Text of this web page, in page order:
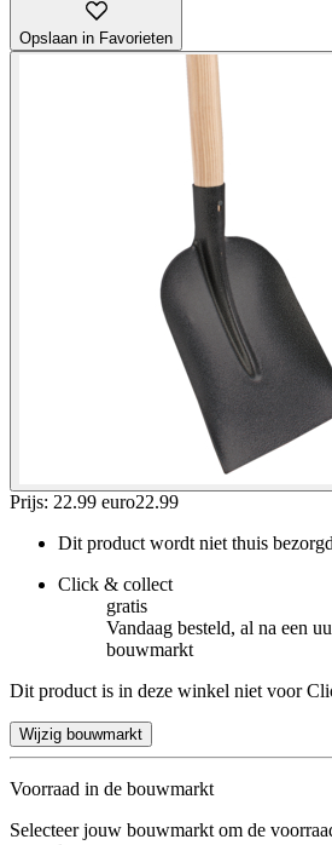
Opslaan in Favorieten
Prijs: 22.99 euro22.99
Dit product wordt niet thuis bezorgd
Click & collect
gratis
Vandaag besteld, al na een
bouwmarkt
Dit product is in deze winkel niet voor
Wijzig bouwmarkt
Voorraad in de bouwmarkt
Selecteer jouw bouwmarkt om de